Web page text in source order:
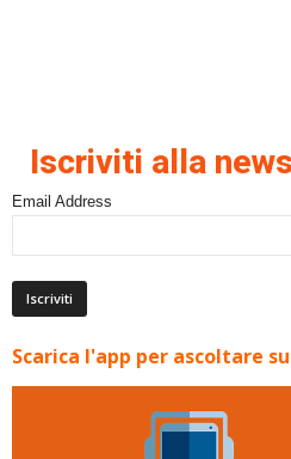
Iscriviti alla
Email Address
Scarica l'app per ascoltare